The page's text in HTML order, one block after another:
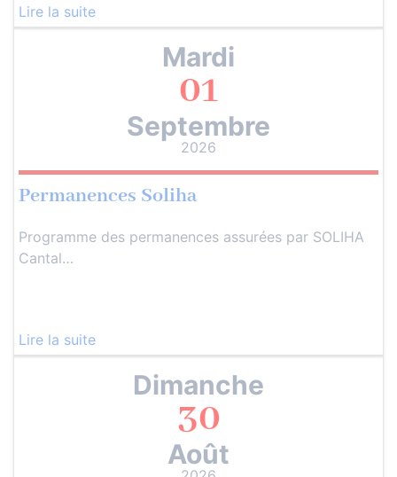
Lire la suite
Mardi
01
Septembre
2026
Permanences Soliha
Programme des permanences assurées par SOLIHA
Cantal…
Lire la suite
Dimanche
30
Août